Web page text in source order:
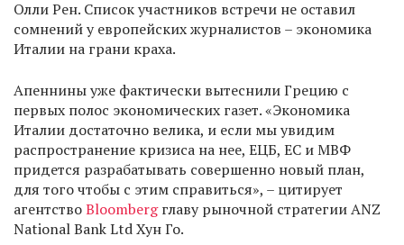
Олли Рен. Список участников встречи не оставил
сомнений у европейских журналистов – экономика
Италии на грани краха.
Апеннины уже фактически вытеснили Грецию с
первых полос экономических газет. «Экономика
Италии достаточно велика, и если мы увидим
распространение кризиса на нее, ЕЦБ, ЕС и МВФ
придется разрабатывать совершенно новый план,
для того чтобы с этим справиться», – цитирует
агентствоBloombergглаву рыночной стратегии ANZ
National Bank Ltd Хун Го.